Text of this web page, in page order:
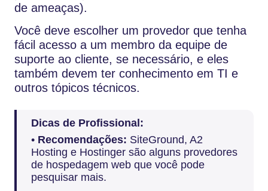
de ameaças).
Você deve escolher um provedor que tenha
fácil acesso a um membro da equipe de
suporte ao cliente, se necessário, e eles
também devem ter conhecimento em TI e
outros tópicos técnicos.
Dicas de Profissional:
• Recomendações: SiteGround, A2
Hosting e Hostinger são alguns provedores
de hospedagem web que você pode
pesquisar mais.